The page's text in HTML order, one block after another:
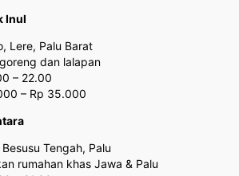
Inul
Lere, Palu Barat
dan lalapan
– 22.00
– Rp 35.000
Tengah, Palu
rumahan khas Jawa & Palu